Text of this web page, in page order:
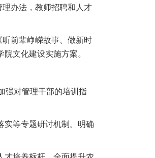
办法，教师招聘和人才
前辈峥嵘故事、做新时
文化建设实施方案。
强对管理干部的培训指
实等专题研讨机制。明确